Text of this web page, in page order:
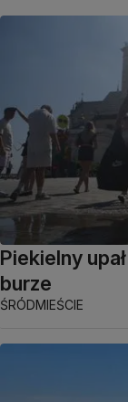
Piekielny
burze
ŚRÓDMIEŚCIE